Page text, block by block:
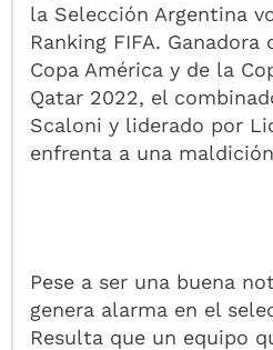
la Selección Argentina
Ranking FIFA.
Copa América y de la
Qatar 2022, el
Scaloni y liderado por
enfrenta a una
Pese a ser una buena
genera alarma en el
Resulta que un equipo